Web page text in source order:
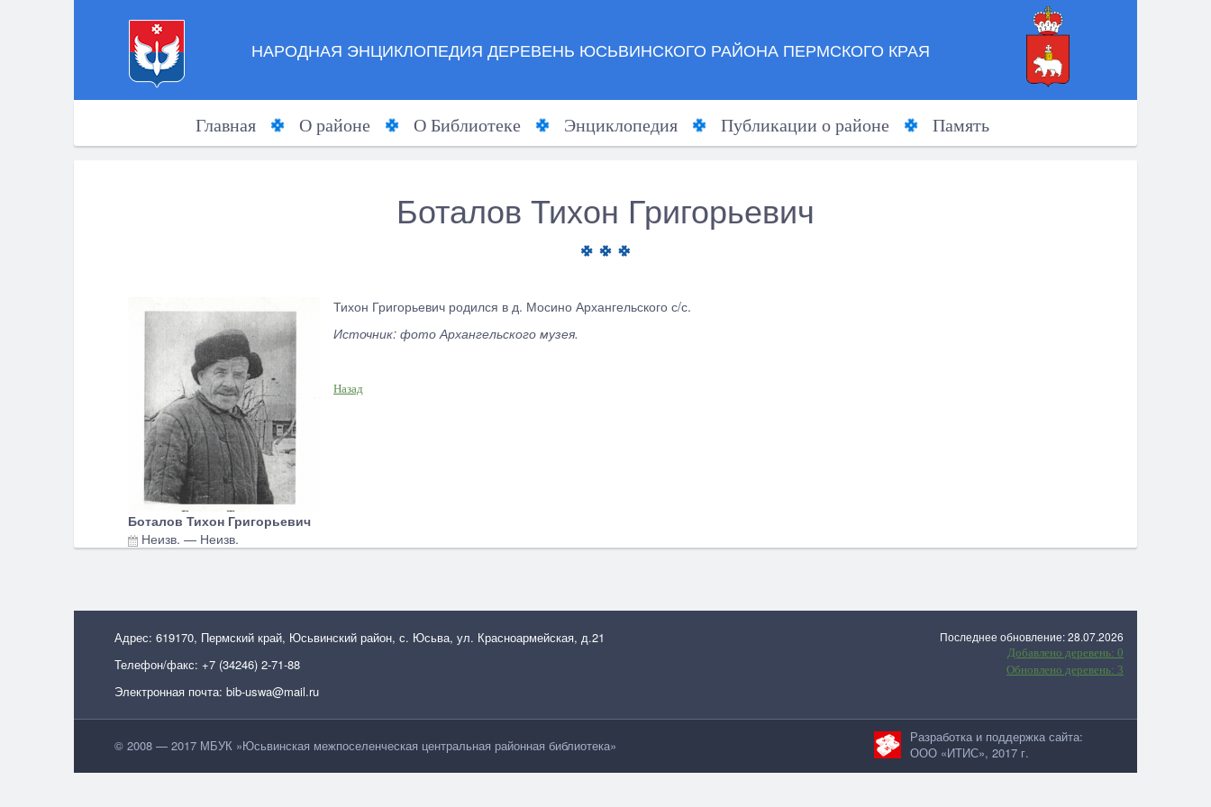
НАРОДНАЯ ЭНЦИКЛОПЕДИЯ ДЕРЕВЕНЬ ЮСЬВИНСКОГО РАЙОНА ПЕРМСКОГО КРАЯ
Главная О районе О Библиотеке Энциклопедия Публикации о районе Память
Боталов Тихон Григорьевич
Боталов Тихон Григорьевич
Неизв. — Неизв.
Тихон Григорьевич родился в д. Мосино Архангельского с/с.
Источник: фото Архангельского музея.
Назад
Адрес: 619170, Пермский край, Юсьвинский район, с. Юсьва, ул. Красноармейская, д.21
Телефон/факс: +7 (34246) 2-71-88
Электронная почта: bib-uswa@mail.ru
Последнее обновление: 28.07.2026
Добавлено деревень: 0
Обновлено деревень: 3
© 2008 — 2017 МБУК »Юсьвинская межпоселенческая центральная районная библиотека»
Разработка и поддержка сайта:
ООО «ИТИС», 2017 г.